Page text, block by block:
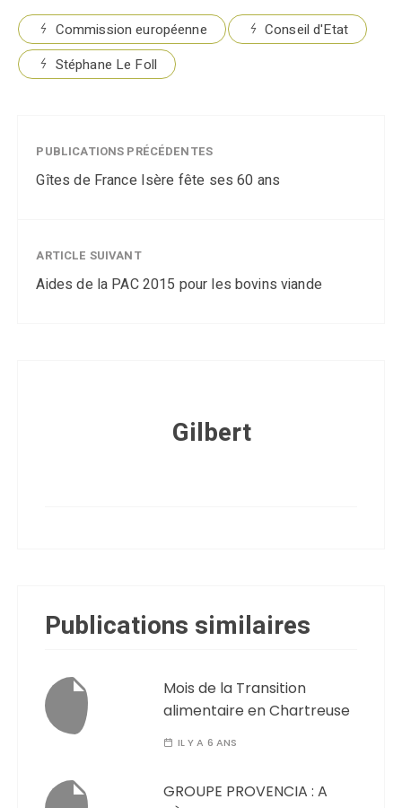
Commission européenne
Conseil d'Etat
Stéphane Le Foll
PUBLICATIONS PRÉCÉDENTES
Gîtes de France Isère fête ses 60 ans
ARTICLE SUIVANT
Aides de la PAC 2015 pour les bovins viande
Gilbert
Publications similaires
Mois de la Transition
alimentaire en Chartreuse
IL Y A 6 ANS
GROUPE PROVENCIA : A